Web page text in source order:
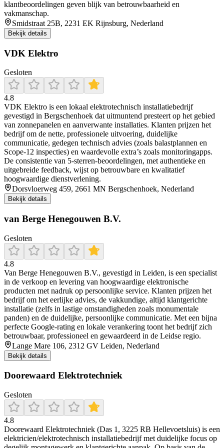
klantbeoordelingen geven blijk van betrouwbaarheid en
vakmanschap.
Smidstraat 25B, 2231 EK Rijnsburg, Nederland
Bekijk details
VDK Elektro
Gesloten
4.8
VDK Elektro is een lokaal elektrotechnisch installatiebedrijf
gevestigd in Bergschenhoek dat uitmuntend presteert op het gebied
van zonnepanelen en aanverwante installaties. Klanten prijzen het
bedrijf om de nette, professionele uitvoering, duidelijke
communicatie, gedegen technisch advies (zoals balastplannen en
Scope‑12 inspecties) en waardevolle extra’s zoals monitoringapps.
De consistentie van 5-sterren‑beoordelingen, met authentieke en
uitgebreide feedback, wijst op betrouwbare en kwalitatief
hoogwaardige dienstverlening.
Dorsvloerweg 459, 2661 MN Bergschenhoek, Nederland
Bekijk details
van Berge Henegouwen B.V.
Gesloten
4.8
Van Berge Henegouwen B.V., gevestigd in Leiden, is een specialist
in de verkoop en levering van hoogwaardige elektronische
producten met nadruk op persoonlijke service. Klanten prijzen het
bedrijf om het eerlijke advies, de vakkundige, altijd klantgerichte
installatie (zelfs in lastige omstandigheden zoals monumentale
panden) en de duidelijke, persoonlijke communicatie. Met een bijna
perfecte Google-rating en lokale verankering toont het bedrijf zich
betrouwbaar, professioneel en gewaardeerd in de Leidse regio.
Lange Mare 106, 2312 GV Leiden, Nederland
Bekijk details
Doorewaard Elektrotechniek
Gesloten
4.8
Doorewaard Elektrotechniek (Das 1, 3225 RB Hellevoetsluis) is een
elektricien/elektrotechnisch installatiebedrijf met duidelijke focus op